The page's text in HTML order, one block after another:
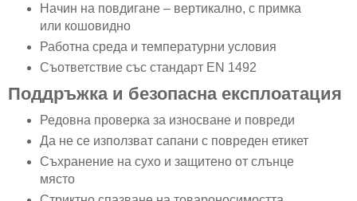
Начин на повдигане – вертикално, с примка
или кошовидно
Работна среда и температурни условия
Съответствие със стандарт EN 1492
Поддръжка и безопасна експлоатация
Редовна проверка за износване и повреди
Да не се използват сапани с повреден етикет
Съхранение на сухо и защитено от слънце
място